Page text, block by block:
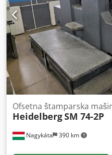
Nagykáta 390 km
Ofsetna štamparska
HeidelbergSM 74-2P